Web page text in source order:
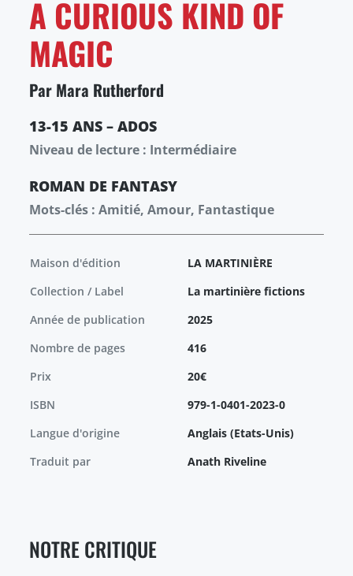
A CURIOUS KIND OF
MAGIC
Par Mara Rutherford
13-15 ANS – ADOS
Niveau de lecture : Intermédiaire
ROMAN DE FANTASY
Mots-clés : Amitié, Amour, Fantastique
Maison d'édition
LA MARTINIÈRE
Collection / Label
La martinière fictions
Année de publication
2025
Nombre de pages
416
Prix
20€
ISBN
979-1-0401-2023-0
Langue d'origine
Anglais (Etats-Unis)
Traduit par
Anath Riveline
NOTRE CRITIQUE